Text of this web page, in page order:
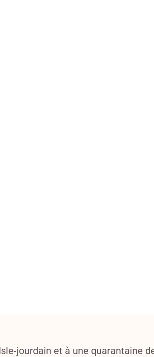
jourdain et à une quarantaine